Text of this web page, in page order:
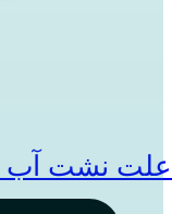
نشت آب